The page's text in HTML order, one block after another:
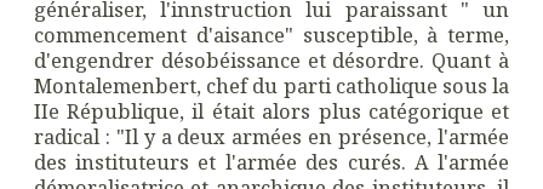
généraliser, l'innstruction lui paraissant " un
commencement d'aisance" susceptible, à terme,
d'engendrer désobéissance et désordre. Quant à
Montalemenbert, chef du parti catholique sous la
IIe République, il était alors plus catégorique et
radical : "Il y a deux armées en présence, l'armée
des instituteurs et l'armée des curés. A l'armée